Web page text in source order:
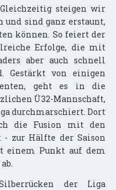
steigen wir
sind ganz erstaunt,
können. So feiert der
Erfolge, die mit
aber auch schnell
Gestärkt von einigen
geht es in die
Ü32-Mannschaft,
durchmarschiert. Dort
die Fusion mit den
- zur Hälfte der Saison
einem Punkt auf dem
der Liga